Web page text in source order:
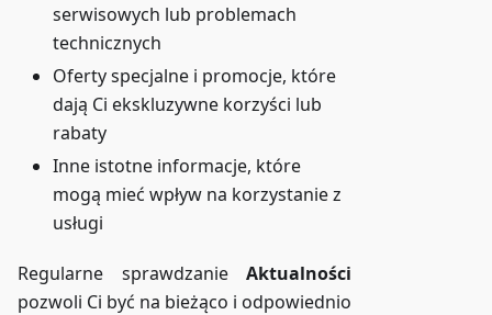
serwisowych lub problemach
technicznych
Oferty specjalne i promocje, które
dają Ci ekskluzywne korzyści lub
rabaty
Inne istotne informacje, które
mogą mieć wpływ na korzystanie z
usługi
Regularne sprawdzanie Aktualności
pozwoli Ci być na bieżąco i odpowiednio